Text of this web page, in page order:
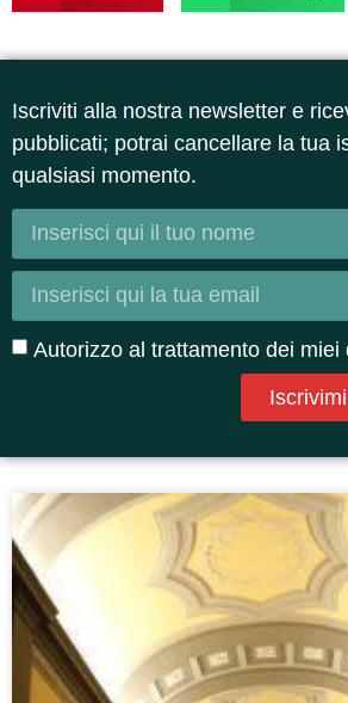
Iscriviti alla nostra newsletter e
pubblicati; potrai cancellare la tua
qualsiasi momento.
Autorizzo al trattamento dei miei